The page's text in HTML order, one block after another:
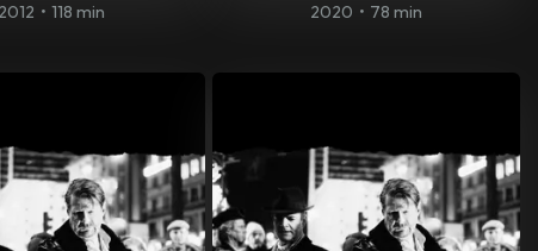
2012 • 118 min 2020 • 78 min